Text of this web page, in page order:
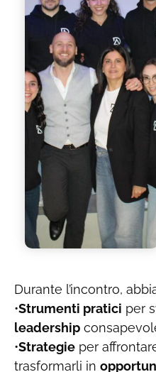
Durante l’incontro,
•Strumenti pratici per
leadership
•Strategie per
trasformarli in